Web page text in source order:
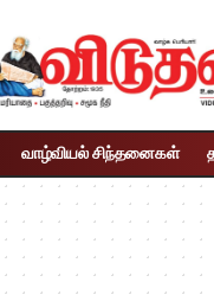
வாழ்வியல் சிந்தனைகள்